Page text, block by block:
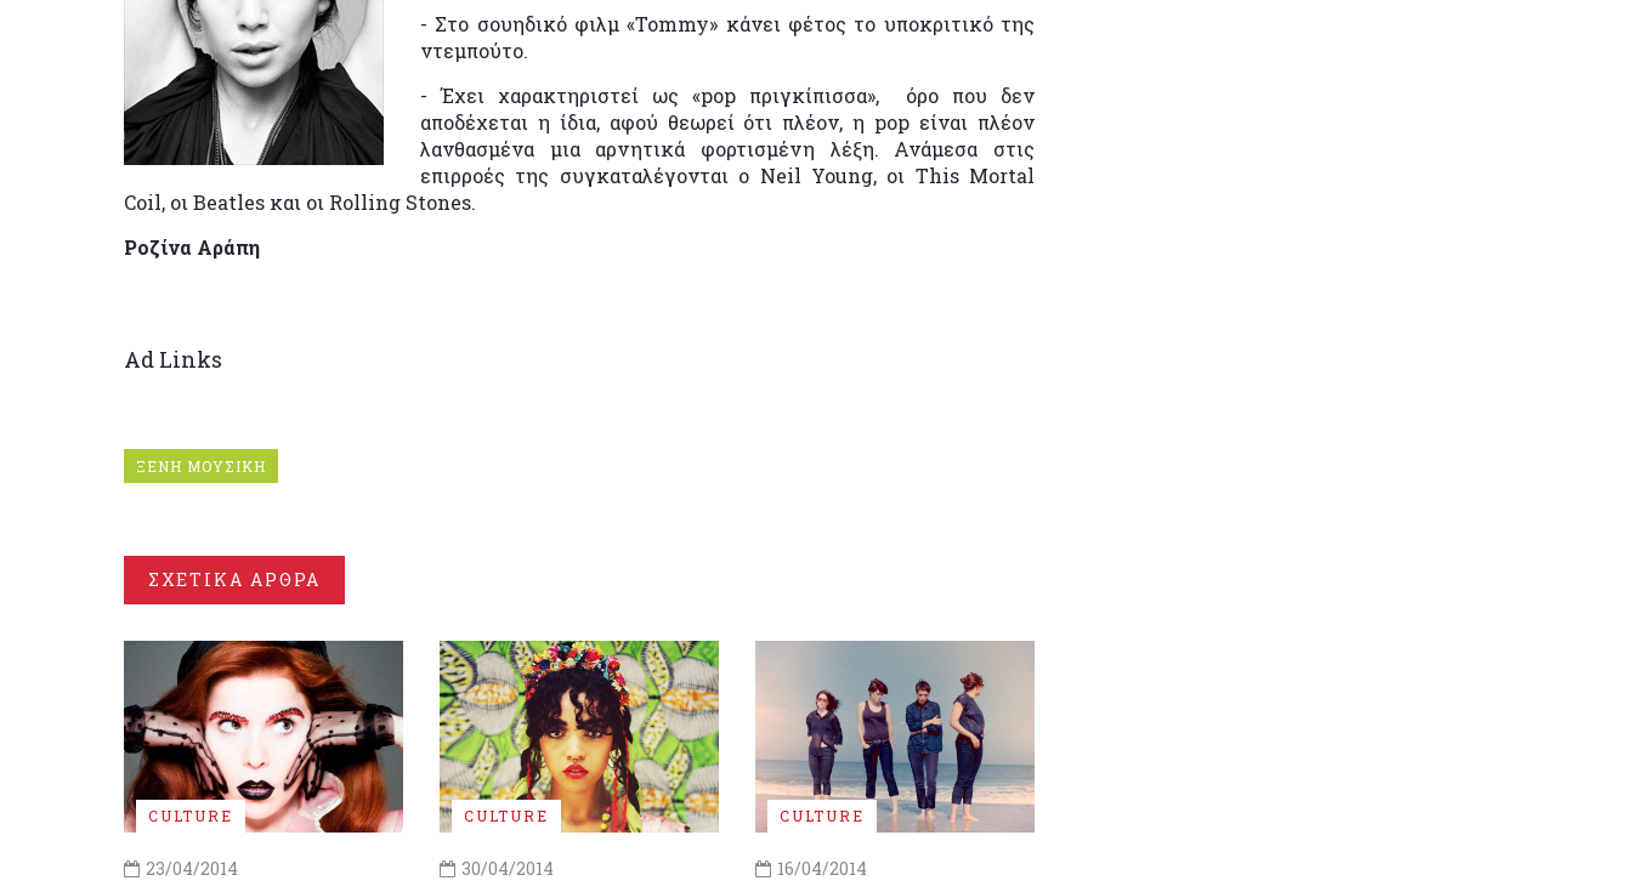
- Στο σουηδικό φιλμ «Tommy» κάνει φέτος το υποκριτικό της
ντεμπούτο.
- Έχει χαρακτηριστεί ως «pop πριγκίπισσα», όρο που δεν
αποδέχεται η ίδια, αφού θεωρεί ότι πλέον, η pop είναι πλέον
λανθασμένα μια αρνητικά φορτισμένη λέξη. Ανάμεσα στις
επιρροές της συγκαταλέγονται ο Neil Young, οι This Mortal
Coil, οι Beatles και οι Rolling Stones.
Ροζίνα Αράπη
Ad Links
ΞΕΝΗ ΜΟΥΣΙΚΗ
ΣΧΕΤΙΚΑ ΑΡΘΡΑ
CULTURE
23/04/2014
CULTURE
30/04/2014
CULTURE
16/04/2014